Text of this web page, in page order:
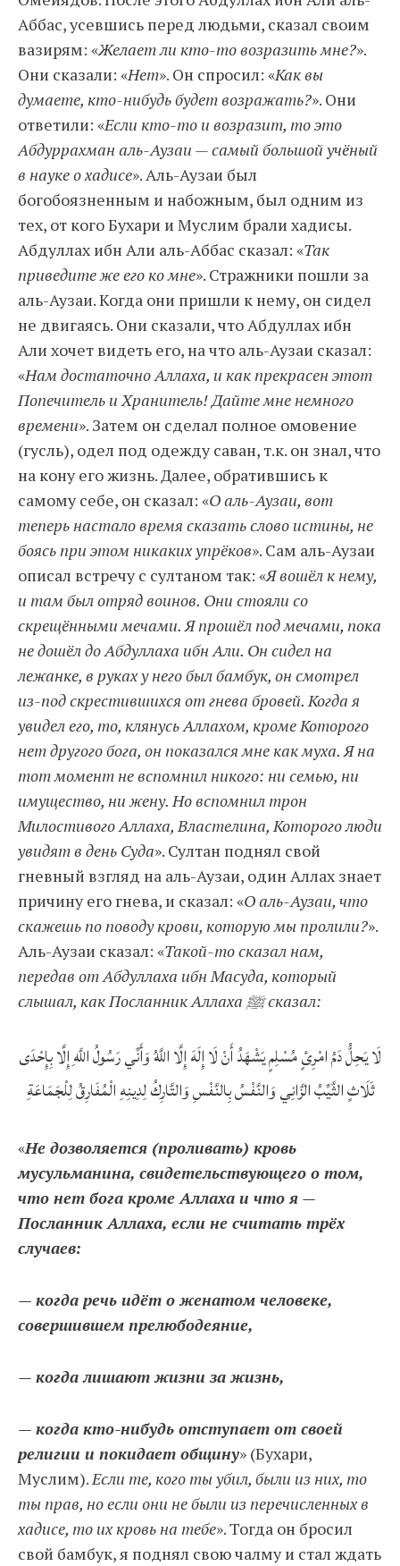
Аббас, усевшись перед людьми, сказал своим
вазирям: «Желает ли кто-то возразить мне?».
Они сказали: «Нет». Он спросил: «Как вы
думаете, кто-нибудь будет возражать?». Они
ответили: «Если кто-то и возразит, то это
Абдуррахман аль-Аузаи — самый большой учёный
в науке о хадисе». Аль-Аузаи был
богобоязненным и набожным, был одним из
тех, от кого Бухари и Муслим брали хадисы.
Абдуллах ибн Али аль-Аббас сказал: «Так
приведите же его ко мне». Стражники пошли за
аль-Аузаи. Когда они пришли к нему, он сидел
не двигаясь. Они сказали, что Абдуллах ибн
Али хочет видеть его, на что аль-Аузаи сказал:
«Нам достаточно Аллаха, и как прекрасен этот
Попечитель и Хранитель! Дайте мне немного
времени». Затем он сделал полное омовение
(гусль), одел под одежду саван, т.к. он знал, что
на кону его жизнь. Далее, обратившись к
самому себе, он сказал: «О аль-Аузаи, вот
теперь настало время сказать слово истины, не
боясь при этом никаких упрёков». Сам аль-Аузаи
описал встречу с султаном так: «Я вошёл к нему,
и там был отряд воинов. Они стояли со
скрещёнными мечами. Я прошёл под мечами, пока
не дошёл до Абдуллаха ибн Али. Он сидел на
лежанке, в руках у него был бамбук, он смотрел
из-под скрестившихся от гнева бровей. Когда я
увидел его, то, клянусь Аллахом, кроме Которого
нет другого бога, он показался мне как муха. Я на
тот момент не вспомнил никого: ни семью, ни
имущество, ни жену. Но вспомнил трон
Милостивого Аллаха, Властелина, Которого люди
увидят в день Суда». Султан поднял свой
гневный взгляд на аль-Аузаи, один Аллах знает
причину его гнева, и сказал: «О аль-Аузаи, что
скажешь по поводу крови, которую мы пролили?».
Аль-Аузаи сказал: «Такой-то сказал нам,
передав от Абдуллаха ибн Масуда, который
слышал, как Посланник Аллаха ﷺ сказал:
لَا يَحِلُّ دَمُ امْرِئٍ مُسْلِمٍ يَشْهَدُ أَنْ لَا إِلَهَ إِلَّا اللَّهُ وَأَنِّي رَسُولُ اللَّهِ إِلَّا بِإِحْدَى
ثَلَاثٍ الثَّيِّبُ الزَّانِي وَالنَّفْسُ بِالنَّفْسِ وَالتَّارِكُ لِدِينِهِ الْمُفَارِقُ لِلْجَمَاعَةِ
«Не дозволяется (проливать) кровь
мусульманина, свидетельствующего о том,
что нет бога кроме Аллаха и что я —
Посланник Аллаха, если не считать трёх
случаев:
— когда речь идёт о женатом человеке,
совершившем прелюбодеяние,
— когда лишают жизни за жизнь,
— когда кто-нибудь отступает от своей
религии и покидает общину» (Бухари,
Муслим).Если те, кого ты убил, были из них, то
ты прав, но если они не были из перечисленных в
хадисе, то их кровь на тебе». Тогда он бросил
свой бамбук, я поднял свою чалму и стал ждать